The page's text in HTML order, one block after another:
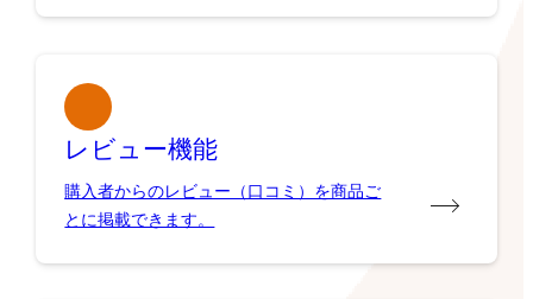
レビュー機能
購入者からのレビュー（口コミ）を商品ご
とに掲載できます。